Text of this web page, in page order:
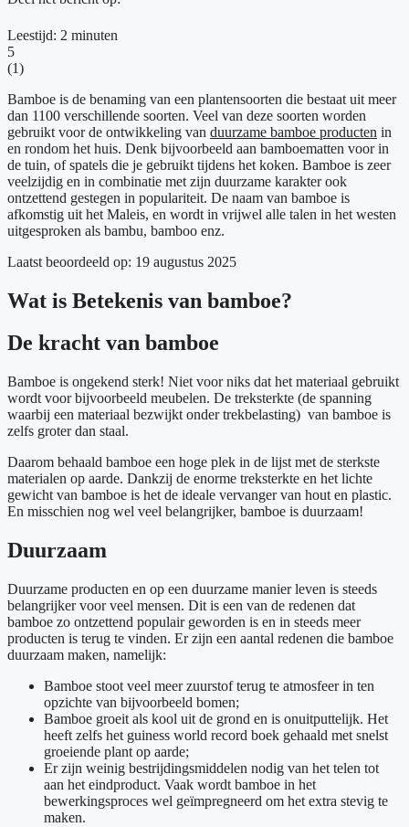
Leestijd: 2 minuten
5
(1)
Bamboe is de benaming van een plantensoorten die bestaat uit meer
dan 1100 verschillende soorten. Veel van deze soorten worden
gebruikt voor de ontwikkeling van duurzame bamboe producten in
en rondom het huis. Denk bijvoorbeeld aan bamboematten voor in
de tuin, of spatels die je gebruikt tijdens het koken. Bamboe is zeer
veelzijdig en in combinatie met zijn duurzame karakter ook
ontzettend gestegen in populariteit. De naam van bamboe is
afkomstig uit het Maleis, en wordt in vrijwel alle talen in het westen
uitgesproken als bambu, bamboo enz.
Laatst beoordeeld op: 19 augustus 2025
Wat is Betekenis van bamboe?
De kracht van bamboe
Bamboe is ongekend sterk! Niet voor niks dat het materiaal gebruikt
wordt voor bijvoorbeeld meubelen. De treksterkte (de spanning
waarbij een materiaal bezwijkt onder trekbelasting) van bamboe is
zelfs groter dan staal.
Daarom behaald bamboe een hoge plek in de lijst met de sterkste
materialen op aarde. Dankzij de enorme treksterkte en het lichte
gewicht van bamboe is het de ideale vervanger van hout en plastic.
En misschien nog wel veel belangrijker, bamboe is duurzaam!
Duurzaam
Duurzame producten en op een duurzame manier leven is steeds
belangrijker voor veel mensen. Dit is een van de redenen dat
bamboe zo ontzettend populair geworden is en in steeds meer
producten is terug te vinden. Er zijn een aantal redenen die bamboe
duurzaam maken, namelijk:
Bamboe stoot veel meer zuurstof terug te atmosfeer in ten
opzichte van bijvoorbeeld bomen;
Bamboe groeit als kool uit de grond en is onuitputtelijk. Het
heeft zelfs het guiness world record boek gehaald met snelst
groeiende plant op aarde;
Er zijn weinig bestrijdingsmiddelen nodig van het telen tot
aan het eindproduct. Vaak wordt bamboe in het
bewerkingsproces wel geïmpregneerd om het extra stevig te
maken.